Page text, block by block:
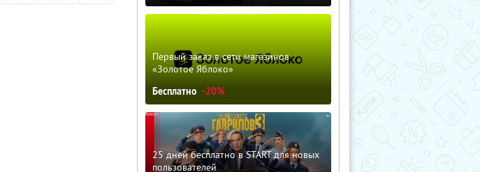
Первый заказ в сети магазинов
«Золотое Яблоко»
Бесплатно -20%
25 дней бесплатно в START для новых
пользователей